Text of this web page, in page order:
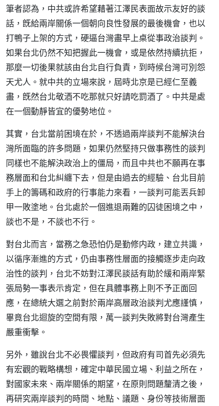
筆者認為，中共或許希望藉著江澤民表面故示友好的談
話，旣給兩岸關係一個朝向良性發展的最後機會，也以
打鴨子上架的方式，硬逼台灣盡早上桌從事政治談判。
如果台北仍然不知把握此一機會，或是依然持續抗拒，
那麼一切後果就該由台北自行負責，到時候台灣可別怨
天尤人。就中共的立場來說，屆時北京是已經仁至義
盡，旣然台北敬酒不吃那就只好請吃罰酒了。中共是處
在一個動靜皆宜的優勢地位。
其實，台北當前困境在於，不透過兩岸談判不能解決台
灣所面臨的許多問題，如果仍然堅持只做事務性的談判
同樣也不能解決政治上的僵局，而且中共也不願再在事
務層面和台北糾纏下去，但是由過去的經驗、台北目前
手上的籌碼和政府的行事能力來看，一談判可能丟兵卸
甲一敗塗地。台北處於一個進退兩難的囚徒困境之中，
談也不是，不談也不行。
對台北而言，當務之急恐怕仍是勤修内政，建立共識，
以循序漸進的方式，仍由事務性層面的接觸逐步走向政
治性的談判，台北不妨對江澤民談話有助於緩和兩岸緊
張局勢一事表示肯定，但在具體事務上則不予正面回
應，在總統大選之前對於兩岸高層政治談判尤應謹慎，
畢竟台北迴旋的空間有限，萬一談判失敗將對台灣產生
嚴重衝擊。
另外，雖說台北不必畏懼談判，但政府有司首先必須先
有宏觀的戰略構想，確定中華民國立場、利益之所在，
對國家未來、兩岸關係的期望，在原則問題釐清之後，
再研究兩岸談判的時間、地點、議題、身份等技術層面